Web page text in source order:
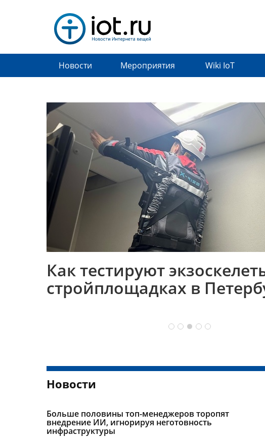
Новости Мероприятия Wiki IoT
Как тестируют
стройплощадках в
Новости
Больше половины топ-менеджеров торопят
внедрение ИИ, игнорируя неготовность
инфраструктуры